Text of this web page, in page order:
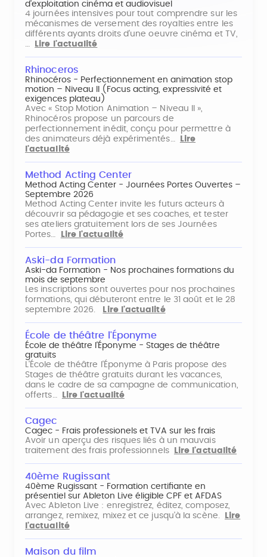
d'exploitation cinéma et audiovisuel
4 journées intensives pour tout comprendre sur les
mécanismes de versement des royalties entre les
différents ayants droits d'une oeuvre cinéma et TV,
…
Lire l'actualité
Rhinoceros
Rhinocéros - Perfectionnement en animation stop
motion – Niveau II (Focus acting, expressivité et
exigences plateau)
Avec « Stop Motion Animation – Niveau II »,
Rhinocéros propose un parcours de
perfectionnement inédit, conçu pour permettre à
des animateurs déjà expérimentés…
Lire
l'actualité
Method Acting Center
Method Acting Center - Journées Portes Ouvertes –
Septembre 2026
Method Acting Center invite les futurs acteurs à
découvrir sa pédagogie et ses coaches, et tester
ses ateliers gratuitement lors de ses Journées
Portes…
Lire l'actualité
Aski-da Formation
Aski-da Formation - Nos prochaines formations du
mois de septembre
Les inscriptions sont ouvertes pour nos prochaines
formations, qui débuteront entre le 31 août et le 28
septembre 2026.
Lire l'actualité
École de théâtre l'Éponyme
École de théâtre l'Éponyme - Stages de théâtre
gratuits
L'École de théâtre l'Éponyme à Paris propose des
Stages de théâtre gratuits durant les vacances,
dans le cadre de sa campagne de communication,
offerts…
Lire l'actualité
Cagec
Cagec - Frais professionels et TVA sur les frais
Avoir un aperçu des risques liés à un mauvais
traitement des frais professionnels
Lire l'actualité
40ème Rugissant
40ème Rugissant - Formation certifiante en
présentiel sur Ableton Live éligible CPF et AFDAS
Avec Ableton Live : enregistrez, éditez, composez,
arrangez, remixez, mixez et ce jusqu'à la scène.
Lire
l'actualité
Maison du film